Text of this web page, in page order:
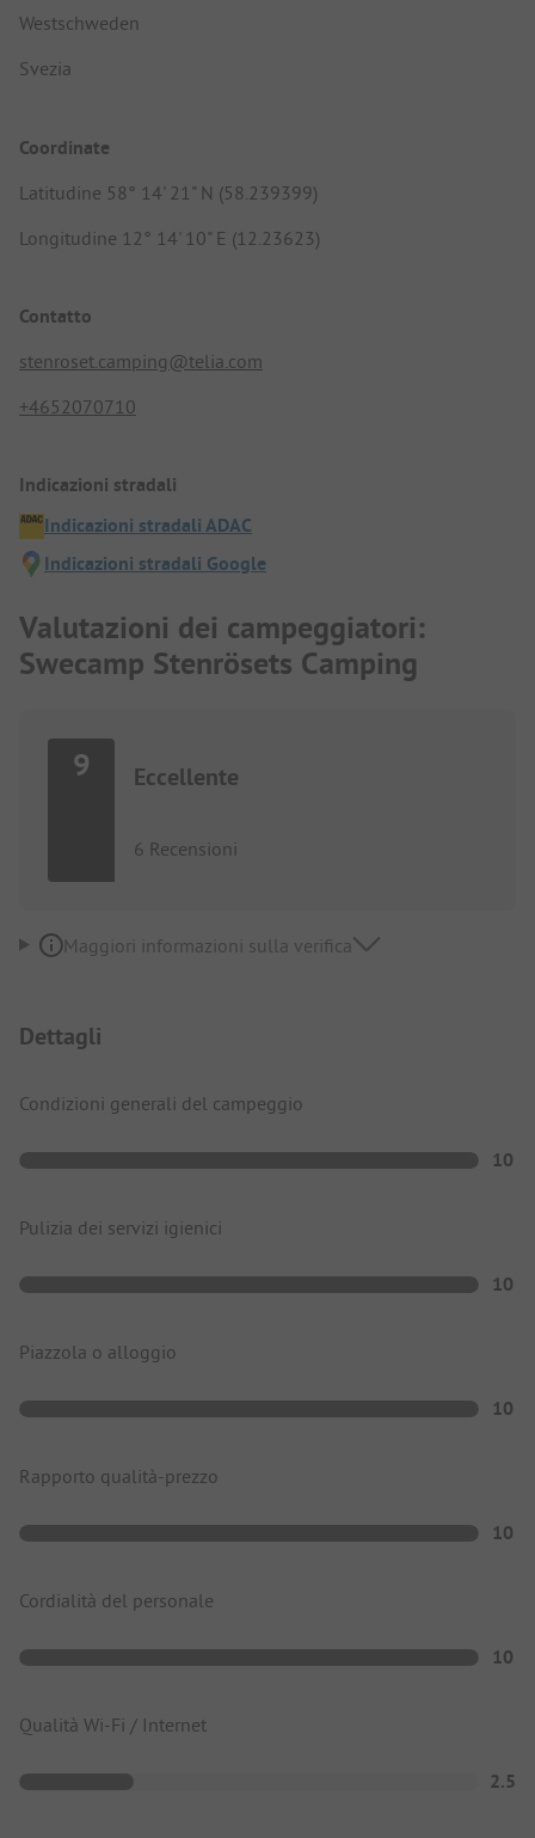
Westschweden
Svezia
Coordinate
Latitudine 58° 14' 21" N (58.239399)
Longitudine 12° 14' 10" E (12.23623)
Contatto
stenroset.camping@telia.com
+4652070710
Indicazioni stradali
Indicazioni stradali ADAC
Indicazioni stradali Google
Valutazioni dei campeggiatori:
Swecamp Stenrösets Camping
9 Eccellente
6 Recensioni
Maggiori informazioni sulla verifica
Dettagli
Condizioni generali del campeggio
10
Pulizia dei servizi igienici
10
Piazzola o alloggio
10
Rapporto qualità-prezzo
10
Cordialità del personale
10
Qualità Wi-Fi / Internet
2.5